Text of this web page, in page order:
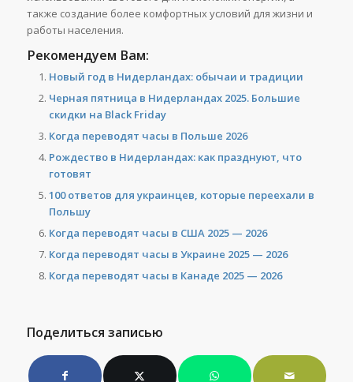
также создание более комфортных условий для жизни и
работы населения.
Рекомендуем Вам:
Новый год в Нидерландах: обычаи и традиции
Черная пятница в Нидерландах 2025. Большие
скидки на Black Friday
Когда переводят часы в Польше 2026
Рождество в Нидерландах: как празднуют, что
готовят
100 ответов для украинцев, которые переехали в
Польшу
Когда переводят часы в США 2025 — 2026
Когда переводят часы в Украине 2025 — 2026
Когда переводят часы в Канаде 2025 — 2026
Поделиться записью